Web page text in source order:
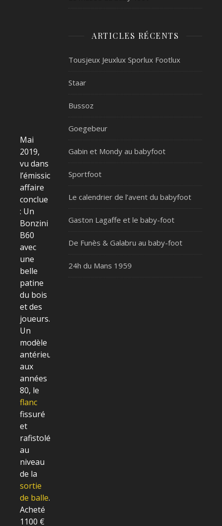
Mai
2019,
vu dans
l’émission
affaire
conclue
: Un
Bonzini
B60
avec
une
belle
patine
du bois
et des
joueurs.
Un
modèle
antérieur
aux
années
80, le
flanc
fissuré
et
rafistolé
au
niveau
de la
sortie
de balle.
Acheté
1100 €
ARTICLES RÉCENTS
Tousjeux Jeuxlux Sporlux Footlux
Staar
Bussoz
Goegebeur
Gabin et Mondy au babyfoot
Sportfoot
Le calendrier de l’avent du babyfoot
Gaston Lagaffe et le baby-foot
De Funès & Galabru au baby-foot
24h du Mans 1959